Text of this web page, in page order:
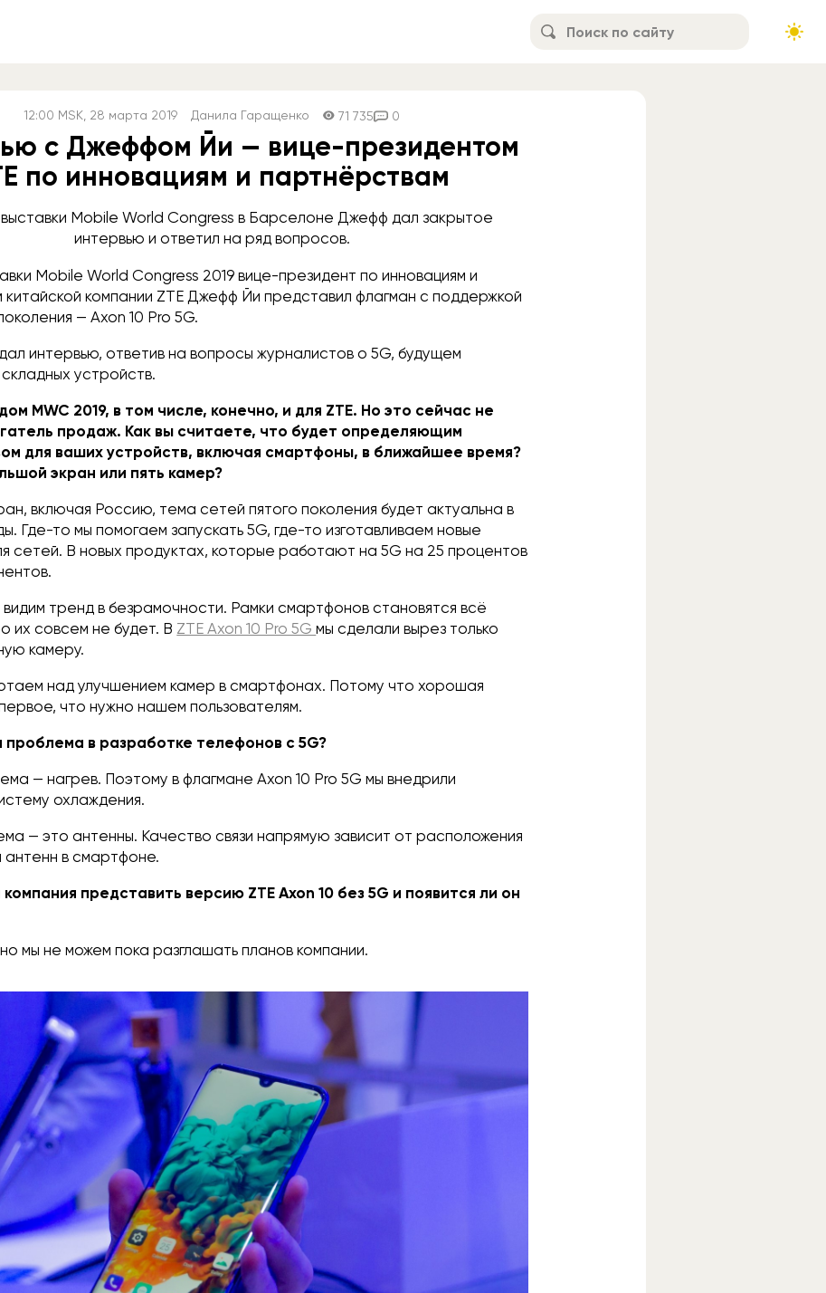
12:00 MSK , 28 марта 2019 Данила Гаращенко 71 735 0
с Джеффом Йи — вице-президентом
по инновациям и партнёрствам
Mobile World Congress в Барселоне Джефф дал закрытое
интервью и ответил на ряд вопросов.
Mobile World Congress 2019 вице-президент по инновациям и
компании ZTE Джефф Йи представил флагман с поддержкой
— Axon 10 Pro 5G.
интервью, ответив на вопросы журналистов о 5G, будущем
устройств.
MWC 2019, в том числе, конечно, и для ZTE. Но это сейчас не
продаж. Как вы считаете, что будет определяющим
для ваших устройств, включая смартфоны, в ближайшее время?
экран или пять камер?
включая Россию, тема сетей пятого поколения будет актуальна в
Где-то мы помогаем запускать 5G, где-то изготавливаем новые
сетей. В новых продуктах, которые работают на 5G на 25 процентов
тренд в безрамочности. Рамки смартфонов становятся всё
их совсем не будет. В ZTE Axon 10 Pro 5Gмы сделали вырез только
камеру.
над улучшением камер в смартфонах. Потому что хорошая
что нужно нашем пользователям.
проблема в разработке телефонов с 5G?
— нагрев. Поэтому в флагмане Axon 10 Pro 5G мы внедрили
охлаждения.
— это антенны. Качество связи напрямую зависит от расположения
антенн в смартфоне.
представить версию ZTE Axon 10 без 5G и появится ли он
мы не можем пока разглашать планов компании.